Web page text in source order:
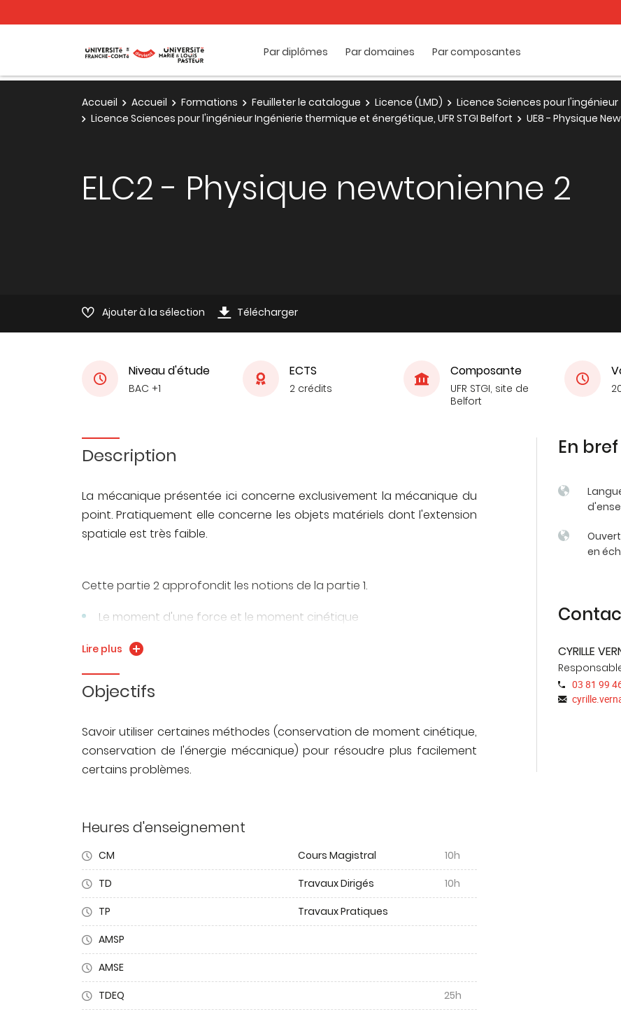
Par diplômes Par domaines Par composantes
Accueil Accueil Formations Feuilleter le catalogue Licence (LMD)
Licence Sciences pour l'ingénieur
Licence Sciences pour l'ingénieur Ingénierie thermique et énergétique, UFR STGI Belfort
UE8 - Physique
ELC2 - Physique newtonienne 2
Ajouter à la sélection Télécharger
Niveau d'étude
BAC +1
ECTS
2 crédits
Composante
UFR STGI, site de
Belfort
Description
La mécanique présentée ici concerne exclusivement la mécanique du
point. Pratiquement elle concerne les objets matériels dont l'extension
spatiale est très faible.
Cette partie 2 approfondit les notions de la partie 1.
Le moment d'une force et le moment cinétique
L'énergétique
Lire plus
Objectifs
Savoir utiliser certaines méthodes (conservation de moment cinétique,
conservation de l'énergie mécanique) pour résoudre plus facilement
certains problèmes.
Heures d'enseignement
CM Cours Magistral
10h
TD
Travaux Dirigés
10h
TP
Travaux Pratiques
AMSP
AMSE
TDEQ
25h
En bref
en
CYRILLE
03 81 99